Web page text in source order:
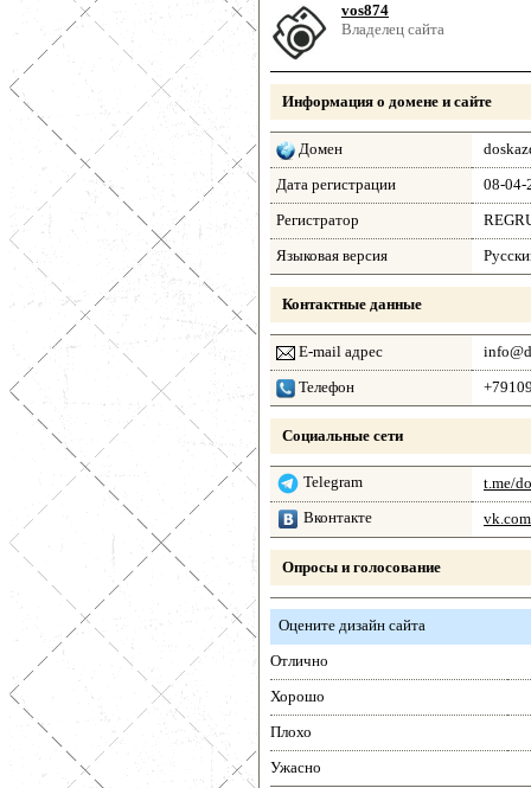
vos874
Владелец сайта
Информация о домене и сайте
Домен
Дата регистрации
08-04-
Регистратор
Языковая версия
Контактные данные
E-mail адрес
Телефон
Социальные сети
Telegram
t.me/
Вконтакте
Опросы и голосование
Оцените дизайн сайта
Отлично
Хорошо
Плохо
Ужасно